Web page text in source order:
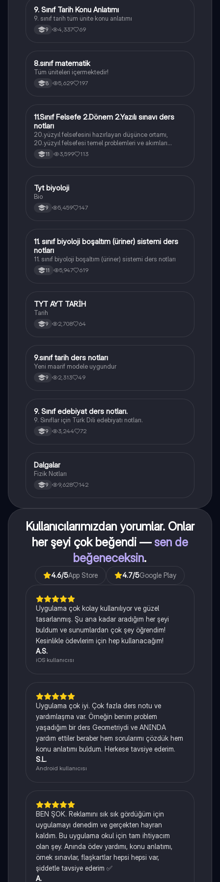
Tarih
9. Sınıf Tarih Konu Anlatımı
9. sınıf tarih tüm ünite konu anlatımı
9 4,337 69
Matematik
8.sınıf matematik
Tüm üniteleri içermektedir!
8 5,629 197
Felsefe
11.Sınıf Felsefe 2.Dönem 2.Yazılı sınavı ders
notları
20.yüzyıl felsefesini hazırlayan düşünce ortamı,
20.yüzyıl felsefesi temel problemleri ve akımları
konularını içermektedir
11 3,599 113
Biyoloji
Tyt biyoloji
Bio
9 5,459 147
Biyoloji
11. sınıf biyoloji boşaltım (üriner) sistemi ders
notları
11. sınıf biyoloji boşaltım (üriner) sistemi ders notları
11 5,947 619
Tarih
TYT AYT TARİH
Tarih
9 2,708 64
Tarih
9.sınıf tarih ders notları
Yeni maarif modele uygundur
9 2,313 49
Türk Dili ve Edebiyatı
9. Sınıf edebiyat ders notları.
9. Sınıflar için Türk Dili edebiyatı notları.
9 3,244 72
Fizik
Dalgalar
Fizik Notları
9 9,628 142
Kullanıcılarımızdan yorumlar. Onlar
her şeyi çok beğendi — sen de
beğeneceksin.
4.6/5App Store 4.7/5Google Play
Uygulama çok kolay kullanılıyor ve güzel
tasarlanmış. Şu ana kadar aradığım her şeyi
buldum ve sunumlardan çok şey öğrendim!
Kesinlikle ödevlerim için hep kullanacağım!
A.S.
iOS kullanıcısı
Uygulama çok iyi. Çok fazla ders notu ve
yardımlaşma var. Örneğin benim problem
yaşadığım bir ders Geometriydi ve ANINDA
yardım ettiler beraber hem sorularımı çözdük hem
konu anlatımı buldum. Herkese tavsiye ederim.
S.L.
Android kullanıcısı
BEN ŞOK. Reklamını sık sık gördüğüm için
uygulamayı denedim ve gerçekten hayran
kaldım. Bu uygulama okul için tam ihtiyacım
olan şey. Anında ödev yardımı, konu anlatımı,
örnek sınavlar, flaşkartlar hepsi hepsi var,
şiddetle tavsiye ederim ✅
A.